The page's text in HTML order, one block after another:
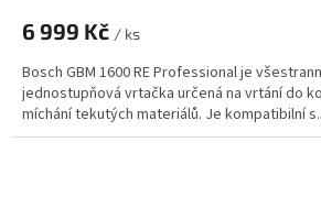
6 999 Kč / ks
Bosch GBM 1600 RE Professional je
jednostupňová vrtačka určená na vrtání do
míchání tekutých materiálů. Je kompatibilní